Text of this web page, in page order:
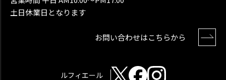
土日休業日となります
お問い合わせはこちらから
ルフィエール